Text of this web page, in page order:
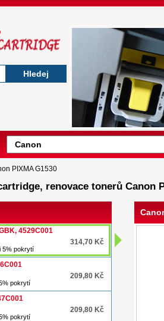
Hledej
PIXMA G1530
renovace tonerů Canon
4529C001
314,70 Kč
5% pokrytí
209,80 Kč
pokrytí
209,80 Kč
pokrytí